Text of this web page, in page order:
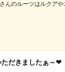
んのルーツはルクア
プはその他、とんかつ
限定 玉とろ肉重 いただきましたぁ～❤